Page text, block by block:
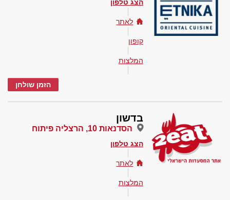
הצג טלפון
לאתר
קופון
המלצות
הזמן שולחן
בדשון
הסדנאות 10, הרצליה פיתוח
הצג טלפון
לאתר
המלצות